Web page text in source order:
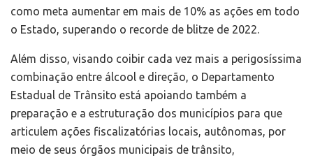
como meta aumentar em mais de 10% as ações em todo
o Estado, superando o recorde de blitze de 2022.
Além disso, visando coibir cada vez mais a perigosíssima
combinação entre álcool e direção, o Departamento
Estadual de Trânsito está apoiando também a
preparação e a estruturação dos municípios para que
articulem ações fiscalizatórias locais, autônomas, por
meio de seus órgãos municipais de trânsito,